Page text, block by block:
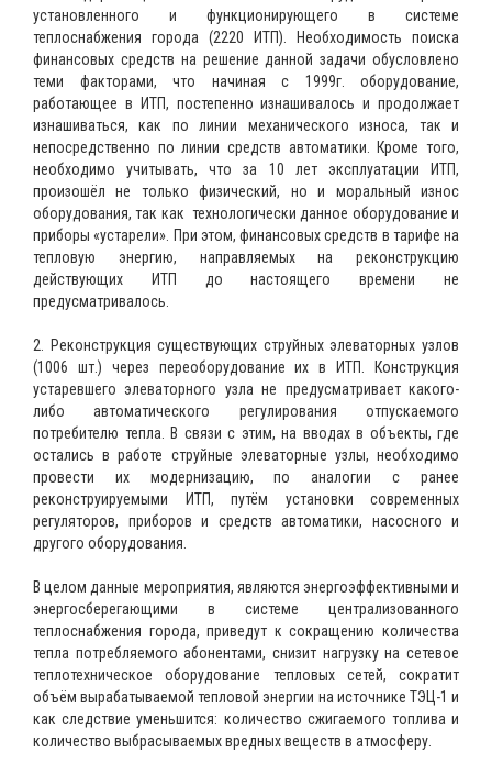
установленного и функционирующего в системе
теплоснабжения города (2220 ИТП). Необходимость поиска
финансовых средств на решение данной задачи обусловлено
теми факторами, что начиная с 1999г. оборудование,
работающее в ИТП, постепенно изнашивалось и продолжает
изнашиваться, как по линии механического износа, так и
непосредственно по линии средств автоматики. Кроме того,
необходимо учитывать, что за 10 лет эксплуатации ИТП,
произошёл не только физический, но и моральный износ
оборудования, так как технологически данное оборудование и
приборы «устарели». При этом, финансовых средств в тарифе на
тепловую энергию, направляемых на реконструкцию
действующих ИТП до настоящего времени не
предусматривалось.
2. Реконструкция существующих струйных элеваторных узлов
(1006 шт.) через переоборудование их в ИТП. Конструкция
устаревшего элеваторного узла не предусматривает какого-
либо автоматического регулирования отпускаемого
потребителю тепла. В связи с этим, на вводах в объекты, где
остались в работе струйные элеваторные узлы, необходимо
провести их модернизацию, по аналогии с ранее
реконструируемыми ИТП, путём установки современных
регуляторов, приборов и средств автоматики, насосного и
другого оборудования.
В целом данные мероприятия, являются энергоэффективными и
энергосберегающими в системе централизованного
теплоснабжения города, приведут к сокращению количества
тепла потребляемого абонентами, снизит нагрузку на сетевое
теплотехническое оборудование тепловых сетей, сократит
объём вырабатываемой тепловой энергии на источнике ТЭЦ-1 и
как следствие уменьшится: количество сжигаемого топлива и
количество выбрасываемых вредных веществ в атмосферу.